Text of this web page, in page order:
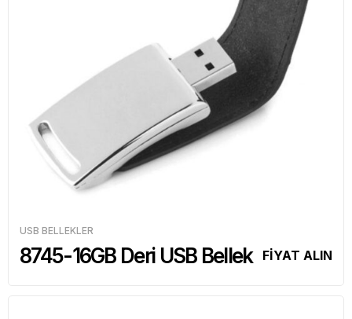
USB BELLEKLER
8745-16GB Deri USB Bellek FİYAT ALIN